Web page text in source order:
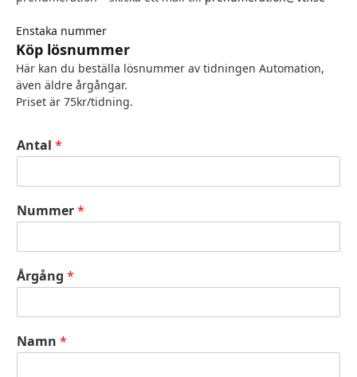
Enstaka nummer
Köp lösnummer
Här kan du beställa lösnummer av tidningen Automation,
även äldre årgångar.
Priset är 75kr/tidning.
Antal *
Nummer*
Årgång *
Namn *